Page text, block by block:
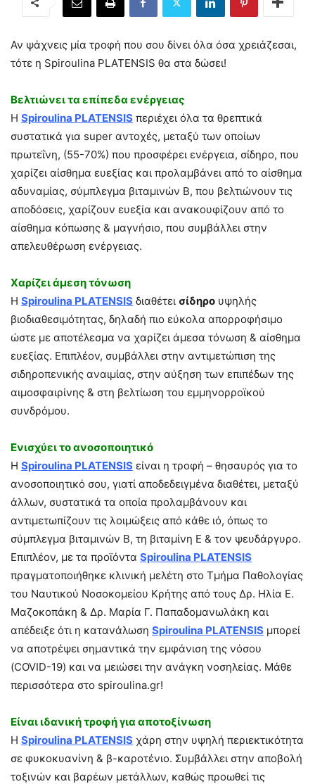
Αν ψάχνεις μία τροφή που σου δίνει όλα όσα χρειάζεσαι,
τότε η Spiroulina PLATENSIS θα στα δώσει!
Βελτιώνει τα επίπεδα ενέργειας
Η Spiroulina PLATENSIS περιέχει όλα τα θρεπτικά
συστατικά για super αντοχές, μεταξύ των οποίων
πρωτεΐνη, (55-70%) που προσφέρει ενέργεια, σίδηρο, που
χαρίζει αίσθημα ευεξίας και προλαμβάνει από το αίσθημα
αδυναμίας, σύμπλεγμα βιταμινών Β, που βελτιώνουν τις
αποδόσεις, χαρίζουν ευεξία και ανακουφίζουν από το
αίσθημα κόπωσης & μαγνήσιο, που συμβάλλει στην
απελευθέρωση ενέργειας.
Χαρίζει άμεση τόνωση
Η Spiroulina PLATENSIS διαθέτει σίδηρο υψηλής
βιοδιαθεσιμότητας, δηλαδή πιο εύκολα απορροφήσιμο
ώστε με αποτέλεσμα να χαρίζει άμεσα τόνωση & αίσθημα
ευεξίας. Επιπλέον, συμβάλλει στην αντιμετώπιση της
σιδηροπενικής αναιμίας, στην αύξηση των επιπέδων της
αιμοσφαιρίνης & στη βελτίωση του εμμηνορροϊκού
συνδρόμου.
Ενισχύει το ανοσοποιητικό
Η Spiroulina PLATENSIS είναι η τροφή – θησαυρός για το
ανοσοποιητικό σου, γιατί αποδεδειγμένα διαθέτει, μεταξύ
άλλων, συστατικά τα οποία προλαμβάνουν και
αντιμετωπίζουν τις λοιμώξεις από κάθε ιό, όπως το
σύμπλεγμα βιταμινών Β, τη βιταμίνη Ε & τον ψευδάργυρο.
Επιπλέον, με τα προϊόντα Spiroulina PLATENSIS
πραγματοποιήθηκε κλινική μελέτη στο Τμήμα Παθολογίας
του Ναυτικού Νοσοκομείου Κρήτης από τους Δρ. Ηλία Ε.
Μαζοκοπάκη & Δρ. Μαρία Γ. Παπαδομανωλάκη και
απέδειξε ότι η κατανάλωση Spiroulina PLATENSIS μπορεί
να αποτρέψει σημαντικά την εμφάνιση της νόσου
(COVID-19) και να μειώσει την ανάγκη νοσηλείας. Μάθε
περισσότερα στο spiroulina.gr!
Είναι ιδανική τροφή για αποτοξίνωση
Η Spiroulina PLATENSIS χάρη στην υψηλή περιεκτικότητα
σε φυκοκυανίνη & β-καροτένιο. Συμβάλλει στην αποβολή
τοξινών και βαρέων μετάλλων, καθώς προωθεί τις